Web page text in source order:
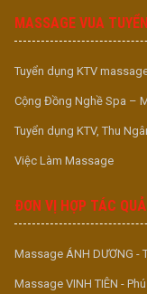
MASSAGE VUA
Tuyển dụng KTV
Cộng Đồng Nghề Spa –
Tuyển dụng KTV, Thu
Việc Làm Massage
ĐƠN VỊ HỢP TÁC
Massage ÁNH DƯƠNG -
Massage VINH TIÊN -